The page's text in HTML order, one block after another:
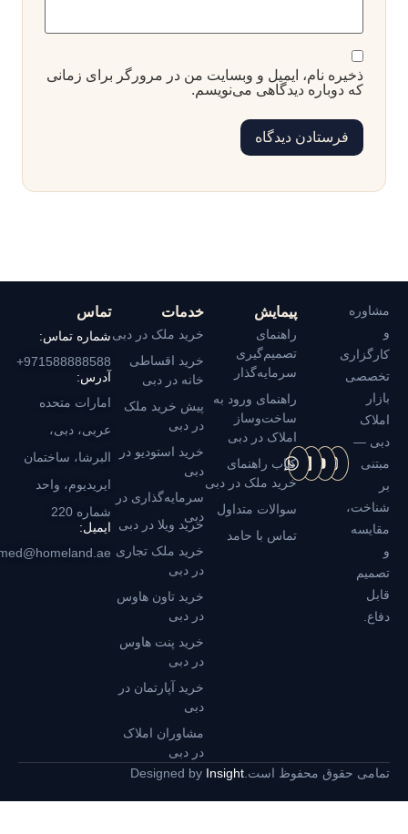
ذخیره نام، ایمیل و وبسایت من در مرورگر برای زمانی
که دوباره دیدگاهی می‌نویسم.
مشاوره
کارگزاری
تخصصی
بازار
املاک
دبی —
مبتنی
شناخت،
مقایسه
تصمیم
قابل
دفاع.
پیمایش
راهنمای
تصمیم‌گیری
سرمایه‌گذار
راهنمای ورود به
ساخت‌وساز
املاک در دبی
کتاب راهنمای
خرید ملک در دبی
سوالات متداول
تماس با حامد
خدمات
خرید ملک در دبی
خرید اقساطی
خانه در دبی
پیش خرید ملک
در دبی
خرید استودیو در
دبی
سرمایه‌گذاری در
دبی
خرید ویلا در دبی
خرید ملک تجاری
در دبی
خرید تاون هاوس
در دبی
خرید پنت هاوس
در دبی
خرید آپارتمان در
دبی
مشاوران املاک
در دبی
تماس
شماره تماس:
971588888588+
آدرس:
امارات متحده
عربی، دبی،
البرشا، ساختمان
ایریدیوم، واحد
شماره 220
ایمیل:
hamed@homeland.ae
تمامی حقوق محفوظ است. Designed byInsight